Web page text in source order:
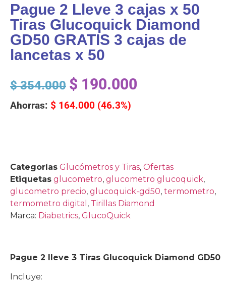
Pague 2 Lleve 3 cajas x 50
Tiras Glucoquick Diamond
GD50 GRATIS 3 cajas de
lancetas x 50
$354.000 $ 190.000
Ahorras: $ 164.000 (46.3%)
Categorías Glucómetros y Tiras, Ofertas
Etiquetas glucometro, glucometro glucoquick,
glucometro precio, glucoquick-gd50, termometro,
termometro digital , Tirillas Diamond
Marca: Diabetrics, GlucoQuick
Pague 2 lleve 3 Tiras Glucoquick Diamond GD50
Incluye: